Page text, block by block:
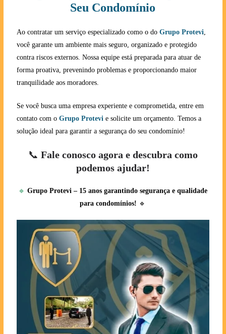
Seu Condomínio
Ao contratar um serviço especializado como o do Grupo Protevi,
você garante um ambiente mais seguro, organizado e protegido
contra riscos externos. Nossa equipe está preparada para atuar de
forma proativa, prevenindo problemas e proporcionando maior
tranquilidade aos moradores.
Se você busca uma empresa experiente e comprometida, entre em
contato com o Grupo Protevie solicite um orçamento. Temos a
solução ideal para garantir a segurança do seu condomínio!
📞 Fale conosco agora e descubra como
podemos ajudar!
🔹 Grupo Protevi – 15 anos garantindo segurança e qualidade
para condomínios! 🔹